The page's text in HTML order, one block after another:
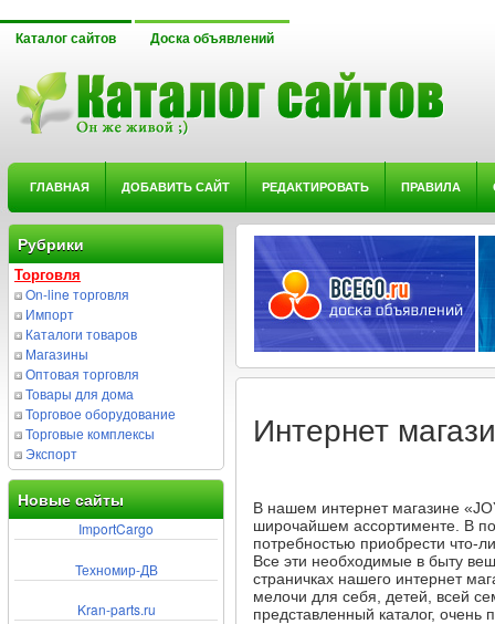
Каталог сайтов Доска объявлений
ГЛАВНАЯ ДОБАВИТЬ САЙТ РЕДАКТИРОВАТЬ ПРАВИЛА
Рубрики
Торговля
On-line торговля
Импорт
Каталоги товаров
Магазины
Оптовая торговля
Товары для дома
Торговое оборудование
Торговые комплексы
Экспорт
Новые сайты
ImportCargo
Техномир-ДВ
Kran-parts.ru
Интернет
В нашем интернет магазине
широчайшем ассортименте. В
потребностью приобрести что-
Все эти необходимые в быту
страничках нашего интернет
мелочи для себя, детей, всей
представленный каталог, очень